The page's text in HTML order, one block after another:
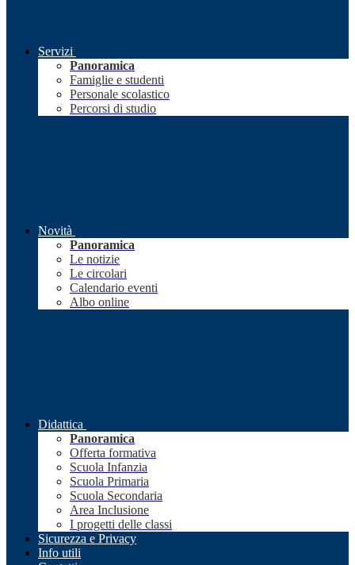
Servizi
Panoramica
Famiglie e studenti
Personale scolastico
Percorsi di studio
Novità
Panoramica
Le notizie
Le circolari
Calendario eventi
Albo online
Didattica
Panoramica
Offerta formativa
Scuola Infanzia
Scuola Primaria
Scuola Secondaria
Area Inclusione
I progetti delle classi
Sicurezza e Privacy
Info utili